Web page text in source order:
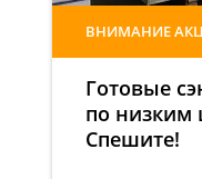
ВНИМАНИЕ
Готовые
по низким
Спешите!